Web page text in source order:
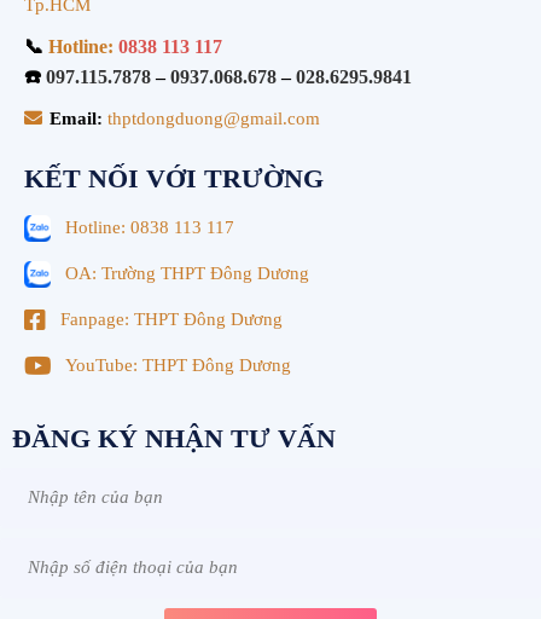
Tp.HCM
📞 Hotline: 0838 113 117
☎️ 097.115.7878–0937.068.678–028.6295.9841
Email: thptdongduong@gmail.com
KẾT NỐI VỚI TRƯỜNG
Hotline: 0838 113 117
OA: Trường THPT Đông Dương
Fanpage: THPT Đông Dương
YouTube: THPT Đông Dương
ĐĂNG KÝ NHẬN TƯ VẤN